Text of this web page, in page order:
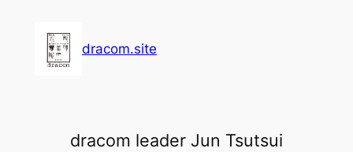
dracom.site
dracom leader Jun Tsutsui